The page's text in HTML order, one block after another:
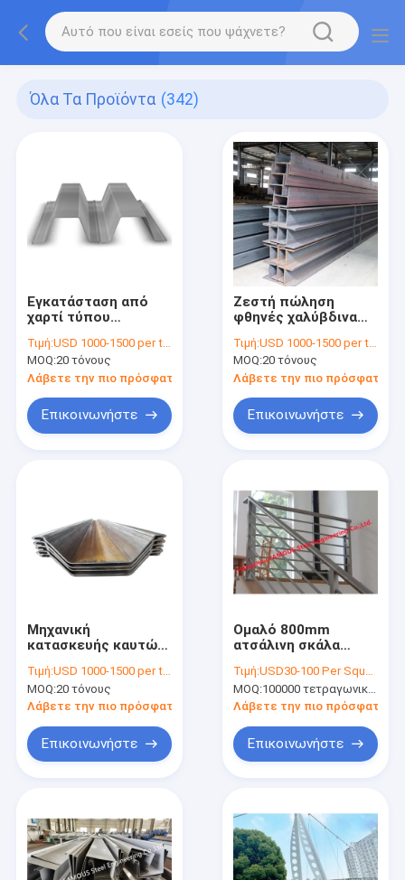
Όλα Τα Προϊόντα (342)
Εγκατάσταση από
χαρτί τύπου
κατασκευή του
τοίχου στήριξης για
το σύστημα μαζικής
ταχείας
διαμετακόμισης
(MRT)
Τιμή:USD 1000-1500 per ton
MOQ:20 τόνους
Λάβετε την πιο πρόσφατη τιμή
Επικοινωνήστε
Ζεστή πώληση
φθηνές χαλύβδινα
ατσάλι στοίβα
Τιμή:USD 1000-1500 per ton
MOQ:20 τόνους
Λάβετε την πιο πρόσφατη
Επικοινωνήστε
Μηχανική
κατασκευής καυτών
χαλύβδινο φύλλο U
Τιμή:USD 1000-1500 per ton
MOQ:20 τόνους
Λάβετε την πιο πρόσφατη τιμή
Επικοινωνήστε
Ομαλό 800mm
ατσάλινη σκάλα
σβήσιμο στρογγυλό
ή ορθογώνιο πάνω
σωλήνα
Τιμή:USD30-100 Per Square Meter
MOQ:100000 τετραγωνικά μέτρα ανά μήνα
Λάβετε την πιο πρόσφατη
Επικοινωνήστε